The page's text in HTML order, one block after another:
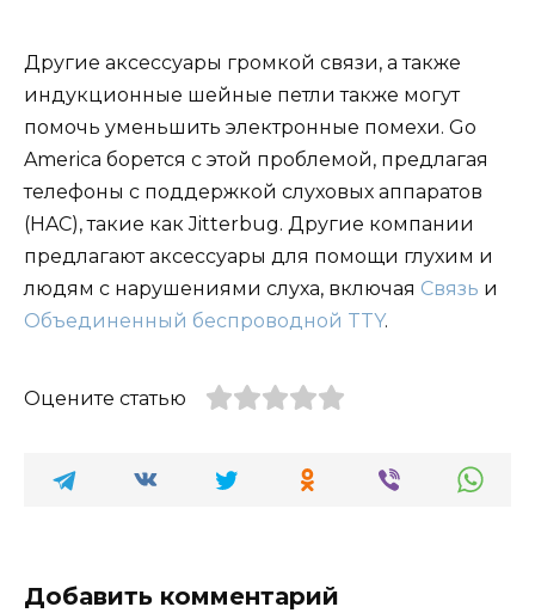
Другие аксессуары громкой связи, а также
индукционные шейные петли также могут
помочь уменьшить электронные помехи. Go
America борется с этой проблемой, предлагая
телефоны с поддержкой слуховых аппаратов
(HAC), такие как Jitterbug. Другие компании
предлагают аксессуары для помощи глухим и
людям с нарушениями слуха, включая Связь и
Объединенный беспроводной TTY.
Оцените статью
Добавить комментарий